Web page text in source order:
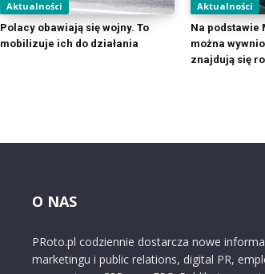
Aktualności
Polacy obawiają się wojny. To
mobilizuje ich do działania
Aktualności
Na podstawie
można
znajdują się
O NAS
PRoto.pl codziennie dostarcza nowe
marketingu i public relations, digital PR,